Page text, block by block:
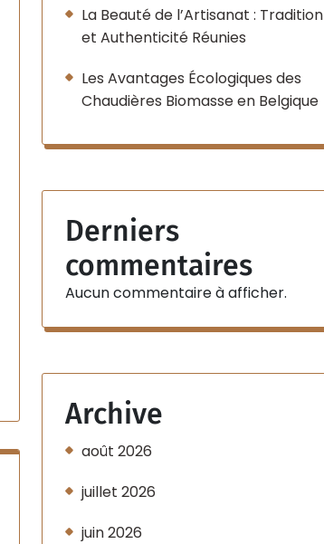
La Beauté de l’Artisanat : Tradition
et Authenticité Réunies
Les Avantages Écologiques des
Chaudières Biomasse en Belgique
Derniers
commentaires
Aucun commentaire à afficher.
Archive
août 2026
juillet 2026
juin 2026